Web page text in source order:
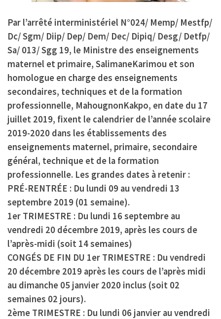
Par l’arrêté interministériel N°024/ Memp/ Mestfp/
Dc/ Sgm/ Diip/ Dep/ Dem/ Dec/ Dipiq/ Desg/ Detfp/
Sa/ 013/ Sgg 19, le Ministre des enseignements
maternel et primaire, SalimaneKarimou et son
homologue en charge des enseignements
secondaires, techniques et de la formation
professionnelle, MahougnonKakpo, en date du 17
juillet 2019, fixent le calendrier de l’année scolaire
2019-2020 dans les établissements des
enseignements maternel, primaire, secondaire
général, technique et de la formation
professionnelle. Les grandes dates à retenir :
PRÉ-RENTRÉE : Du lundi 09 au vendredi 13
septembre 2019 (01 semaine).
1er TRIMESTRE : Du lundi 16 septembre au
vendredi 20 décembre 2019, après les cours de
l’après-midi (soit 14 semaines)
CONGÉS DE FIN DU 1er TRIMESTRE : Du vendredi
20 décembre 2019 après les cours de l’après midi
au dimanche 05 janvier 2020 inclus (soit 02
semaines 02 jours).
2ème TRIMESTRE : Du lundi 06 janvier au vendredi